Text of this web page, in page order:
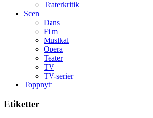
Teaterkritik
Scen
Dans
Film
Musikal
Opera
Teater
TV
TV-serier
Toppnytt
Etiketter